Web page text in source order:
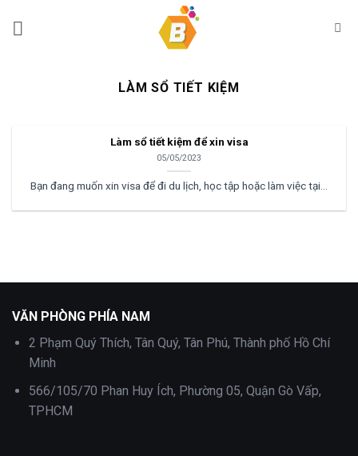
LÀM SỔ TIẾT KIỆM
Làm sổ tiết kiệm để xin visa
05/05/2023
Bạn đang muốn xin visa để đi du lịch, học tập hoặc làm việc tại...
VĂN PHÒNG PHÍA NAM
2 Phạm Quý Thích, Tân Quý, Tân Phú, Thành phố Hồ Chí
Minh
566/105/70 Phan Huy Ích, Phường 05, Quận Gò Vấp,
TPHCM